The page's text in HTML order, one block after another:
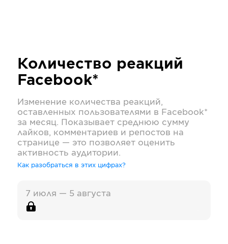
Количество реакций
Facebook*
Изменение количества реакций,
оставленных пользователями в Facebook*
за месяц. Показывает среднюю сумму
лайков, комментариев и репостов на
странице — это позволяет оценить
активность аудитории.
Как разобраться в этих цифрах?
7 июля — 5 августа